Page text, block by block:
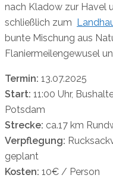
nach Kladow zur Havel
schließlich zum
bunte Mischung aus
Flaniermeilengewusel
Termin: 13.07.2025
Start: 11:00 Uhr,
Potsdam
Strecke: ca.17 km
Verpflegung:
geplant
Kosten: 10€ / Person